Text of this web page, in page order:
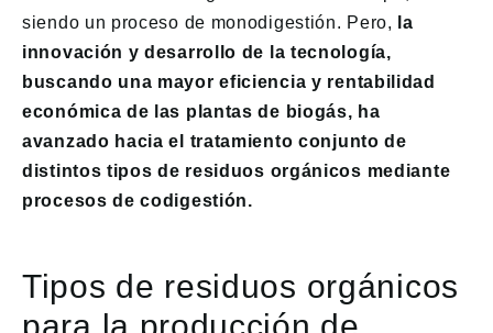
siendo un proceso de monodigestión. Pero,
la
innovación y desarrollo de la tecnología,
buscando una mayor eficiencia y rentabilidad
económica de las plantas de biogás, ha
avanzado hacia el tratamiento conjunto de
distintos tipos de residuos orgánicos mediante
procesos de codigestión.
Tipos de residuos orgánicos